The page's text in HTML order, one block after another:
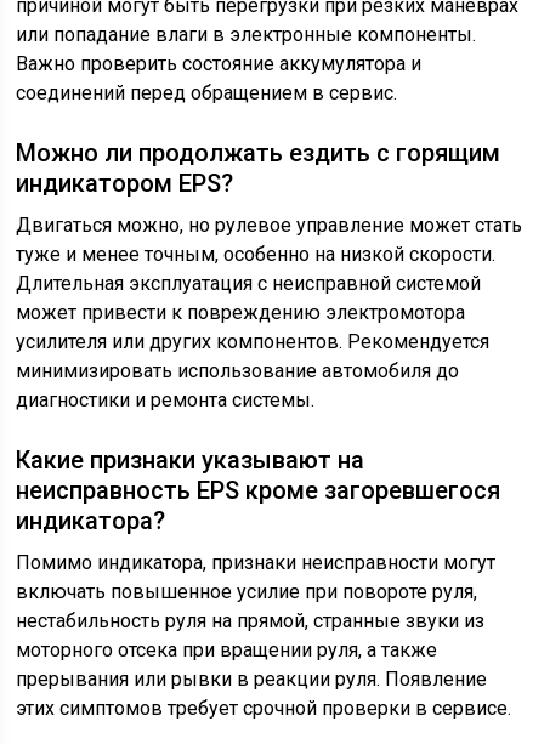
причиной могут быть перегрузки при резких маневрах
или попадание влаги в электронные компоненты.
Важно проверить состояние аккумулятора и
соединений перед обращением в сервис.
Можно ли продолжать ездить с горящим
индикатором EPS?
Двигаться можно, но рулевое управление может стать
туже и менее точным, особенно на низкой скорости.
Длительная эксплуатация с неисправной системой
может привести к повреждению электромотора
усилителя или других компонентов. Рекомендуется
минимизировать использование автомобиля до
диагностики и ремонта системы.
Какие признаки указывают на
неисправность EPS кроме загоревшегося
индикатора?
Помимо индикатора, признаки неисправности могут
включать повышенное усилие при повороте руля,
нестабильность руля на прямой, странные звуки из
моторного отсека при вращении руля, а также
прерывания или рывки в реакции руля. Появление
этих симптомов требует срочной проверки в сервисе.